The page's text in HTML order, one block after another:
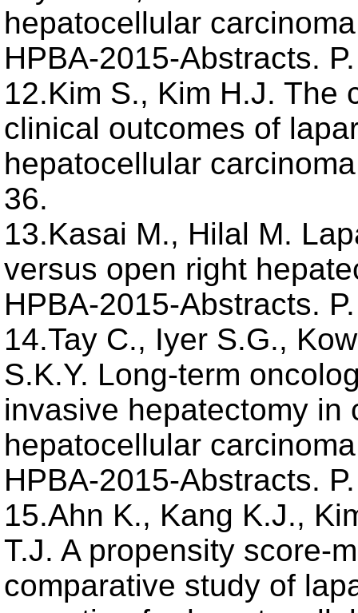
hepatocellular
HPBA-2015-Abstracts.
12.Kim S., Kim H.J. The
clinical outcomes of
hepatocellular
36.
13.Kasai M., Hilal M.
versus open right
HPBA-2015-Abstracts.
14.Tay C., Iyer S.G.,
S.K.Y. Long-term
invasive hepatectomy in
hepatocellular
HPBA-2015-Abstracts.
15.Ahn K., Kang K.J.,
T.J. A propensity score-
comparative study of